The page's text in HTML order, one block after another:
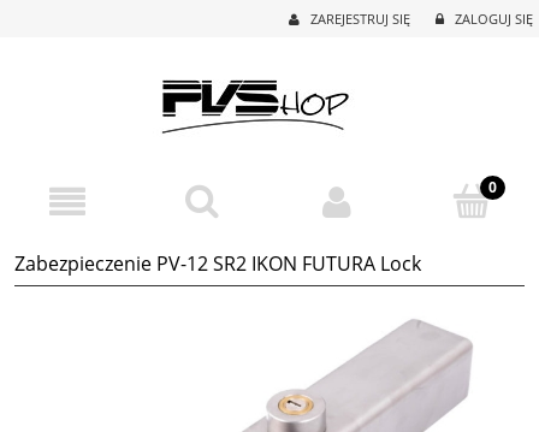
ZAREJESTRUJ SIĘ ZALOGUJ SIĘ
Zabezpieczenie PV-12 SR2 IKON FUTURA Lock